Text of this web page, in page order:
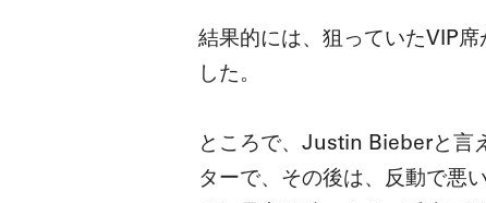
結果的には、狙っていたVIP
した。
ところで、Justin Bieberと言
ターで、その後は、反動で悪